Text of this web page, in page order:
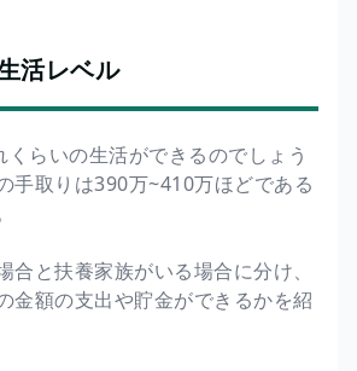
活レベル
らいの生活ができるのでしょう
手取りは390万~410万ほどである
合と扶養家族がいる場合に分け、
金額の支出や貯金ができるかを紹